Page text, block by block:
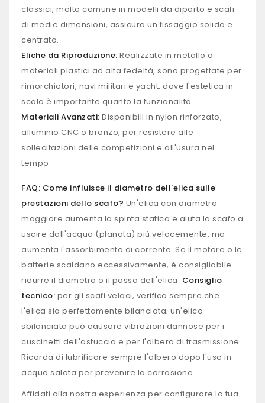
classici, molto comune in modelli da diporto e scafi
di medie dimensioni, assicura un fissaggio solido e
centrato.
Eliche da Riproduzione: Realizzate in metallo o
materiali plastici ad alta fedeltà, sono progettate per
rimorchiatori, navi militari e yacht, dove l'estetica in
scala è importante quanto la funzionalità.
Materiali Avanzati: Disponibili in nylon rinforzato,
alluminio CNC o bronzo, per resistere alle
sollecitazioni delle competizioni e all'usura nel
tempo.
FAQ: Come influisce il diametro dell'elica sulle
prestazioni dello scafo? Un'elica con diametro
maggiore aumenta la spinta statica e aiuta lo scafo a
uscire dall'acqua (planata) più velocemente, ma
aumenta l'assorbimento di corrente. Se il motore o le
batterie scaldano eccessivamente, è consigliabile
ridurre il diametro o il passo dell'elica. Consiglio
tecnico: per gli scafi veloci, verifica sempre che
l'elica sia perfettamente bilanciata; un'elica
sbilanciata può causare vibrazioni dannose per i
cuscinetti dell'astuccio e per l'albero di trasmissione.
Ricorda di lubrificare sempre l'albero dopo l'uso in
acqua salata per prevenire la corrosione.
Affidati alla nostra esperienza per configurare la tua